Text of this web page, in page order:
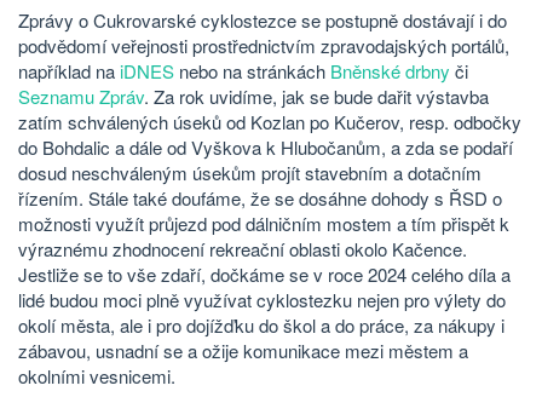
Zprávy o Cukrovarské cyklostezce se postupně dostávají i do
podvědomí veřejnosti prostřednictvím zpravodajských portálů,
například naiDNES nebo na stránkách Bněnské drbny či
Seznamu Zpráv. Za rok uvidíme, jak se bude dařit výstavba
zatím schválených úseků od Kozlan po Kučerov, resp. odbočky
do Bohdalic a dále od Vyškova k Hlubočanům, a zda se podaří
dosud neschváleným úsekům projít stavebním a dotačním
řízením. Stále také doufáme, že se dosáhne dohody s ŘSD o
možnosti využít průjezd pod dálničním mostem a tím přispět k
výraznému zhodnocení rekreační oblasti okolo Kačence.
Jestliže se to vše zdaří, dočkáme se v roce 2024 celého díla a
lidé budou moci plně využívat cyklostezku nejen pro výlety do
okolí města, ale i pro dojížďku do škol a do práce, za nákupy i
zábavou, usnadní se a ožije komunikace mezi městem a
okolními vesnicemi.